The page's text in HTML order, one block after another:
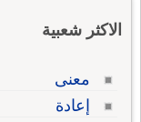
الاكثر شعبية
معنى
إعادة